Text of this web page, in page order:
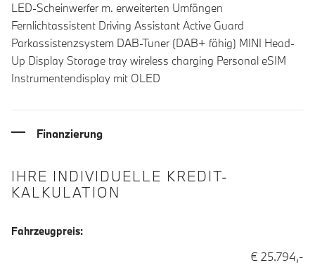
LED-Scheinwerfer m. erweiterten Umfängen
Fernlichtassistent Driving Assistant Active Guard
Parkassistenzsystem DAB-Tuner (DAB+ fähig) MINI Head-
Up Display Storage tray wireless charging Personal eSIM
Instrumentendisplay mit OLED
Finanzierung
IHRE INDIVIDUELLE KREDIT-
KALKULATION
Fahrzeugpreis:
€ 25.794,-